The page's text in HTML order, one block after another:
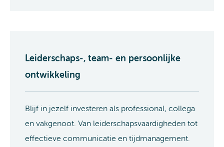
Leiderschaps-, team- en persoonlijke
ontwikkeling
Blijf in jezelf investeren als professional, collega
en vakgenoot. Van leiderschapsvaardigheden tot
effectieve communicatie en tijdmanagement.